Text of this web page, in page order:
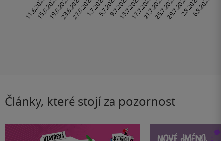
Články, které stojí za pozornost